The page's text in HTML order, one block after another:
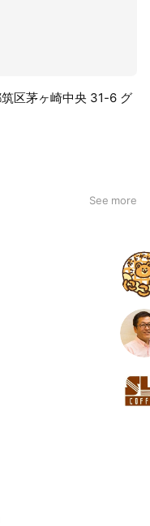
区茅ヶ崎中央 31-6 グ
See more